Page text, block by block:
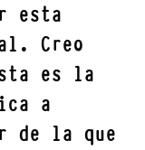
esta
Creo
es la
a
de la que